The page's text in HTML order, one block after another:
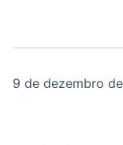
9 de dezembro